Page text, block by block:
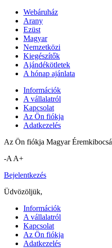
Webáruház
Arany
Ezüst
Magyar
Nemzetközi
Kiegészítők
Ajándékötletek
A hónap ajánlata
Információk
A vállalatról
Kapcsolat
Az Ön fiókja
Adatkezelés
Az Ön fiókja Magyar
-A A+
Bejelentkezés
Üdvözöljük,
Információk
A vállalatról
Kapcsolat
Az Ön fiókja
Adatkezelés